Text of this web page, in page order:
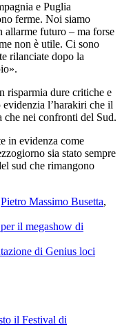
e Puglia
ferme. Noi siamo
allarme futuro – ma forse
non è utile. Ci sono
rilanciate dopo la
risparmia dure critiche e
l’harakiri che il
che nei confronti del Sud.
in evidenza come
sia stato sempre
sud che rimangono
Pietro Massimo Busetta,
il megashow di
di Genius loci
il Festival di